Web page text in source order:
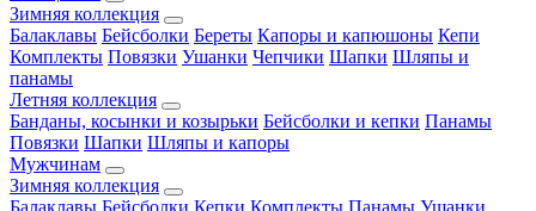
Зимняя коллекция
Балаклавы Бейсболки Береты Капоры и капюшоны Кепи
Комплекты Повязки Ушанки Чепчики Шапки Шляпы и
панамы
Летняя коллекция
Банданы, косынки и козырьки Бейсболки и кепки Панамы
Повязки Шапки Шляпы и капоры
Мужчинам
Зимняя коллекция
Балаклавы Бейсболки Кепки Комплекты Панамы Ушанки